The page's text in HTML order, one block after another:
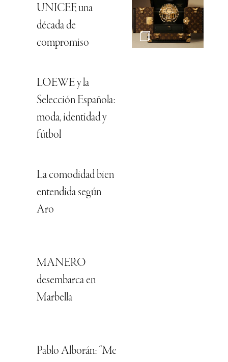
UNICEF, una
década de
compromiso
LOEWE y la
Selección Española:
moda, identidad y
fútbol
La comodidad bien
entendida según
Aro
MANERO
desembarca en
Marbella
Pablo Alborán: “Me